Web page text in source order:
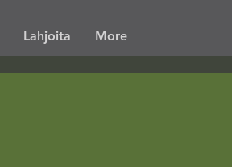
Lahjoita More